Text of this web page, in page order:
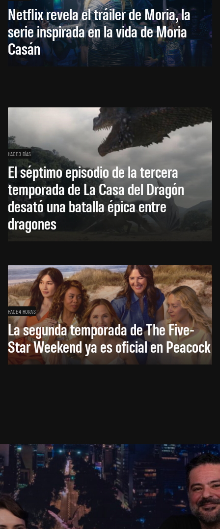
Netflix revela el tráiler de Moria, la
serie inspirada en la vida de Moria
Casán
HACE 3 DÍAS
El séptimo episodio de la tercera
temporada de La Casa del Dragón
desató una batalla épica entre
dragones
HACE 4 HORAS
La segunda temporada de The Five-
Star Weekend ya es oficial en Peacock